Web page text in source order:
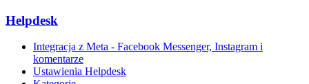
Helpdesk
Integracja z Meta - Facebook Messenger, Instagram i
komentarze
Ustawienia Helpdesk